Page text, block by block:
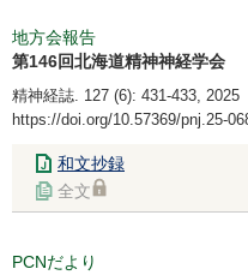
地方会報告
第146回北海道精神神経学会
精神経誌. 127 (6): 431-433, 2025
https://doi.org/10.57369/pnj.25-
和文抄録
全文
PCNだより